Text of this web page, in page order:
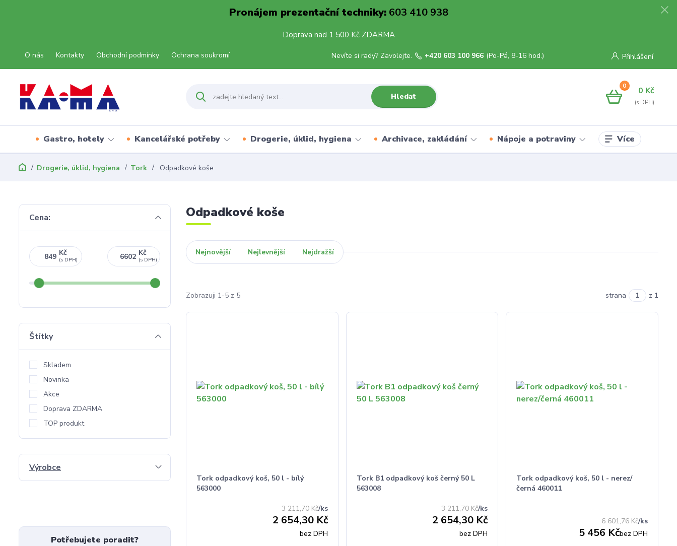
Pronájem prezentační techniky:603 410 938
Doprava nad 1 500 Kč ZDARMA
O nás Kontakty Obchodní podmínky Ochrana soukromí Přihlášení
Hledat
Nevíte si rady? Zavolejte. +420 603 100 966 (Po-Pá, 8-16 hod.)
0 0 Kč
Gastro, hotely Kancelářské potřeby Drogerie, úklid, hygiena Archivace, zakládání Nápoje a potraviny Více
Drogerie, úklid, hygiena Tork Odpadkové koše
Odpadkové koše
Nejnovější Nejlevnější Nejdražší
Zobrazuji 1-5 z 5 strana z 1
Tork odpadkový koš, 50 l - bílý
563000
3 211,70 Kč/ks
2 654,30 Kč
bez DPH
Tork B1 odpadkový koš černý 50 L
563008
3 211,70 Kč/ks
2 654,30 Kč
bez DPH
Tork odpadkový koš, 50 l - nerez/
černá 460011
6 601,76 Kč/ks
5 456 Kčbez DPH
Cena:
Kč Kč
Štítky
Skladem
Novinka
Akce
Doprava ZDARMA
TOP produkt
Výrobce
Potřebujete poradit?